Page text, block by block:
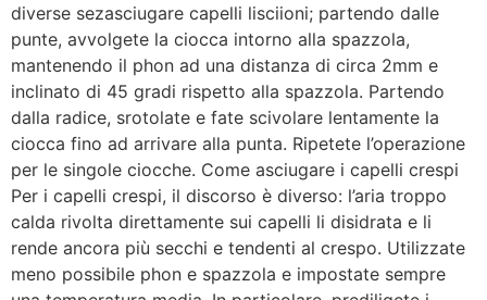
diverse sezasciugare capelli lisciioni; partendo dalle
punte, avvolgete la ciocca intorno alla spazzola,
mantenendo il phon ad una distanza di circa 2mm e
inclinato di 45 gradi rispetto alla spazzola. Partendo
dalla radice, srotolate e fate scivolare lentamente la
ciocca fino ad arrivare alla punta. Ripetete l’operazione
per le singole ciocche. Come asciugare i capelli crespi
Per i capelli crespi, il discorso è diverso: l’aria troppo
calda rivolta direttamente sui capelli li disidrata e li
rende ancora più secchi e tendenti al crespo. Utilizzate
meno possibile phon e spazzola e impostate sempre